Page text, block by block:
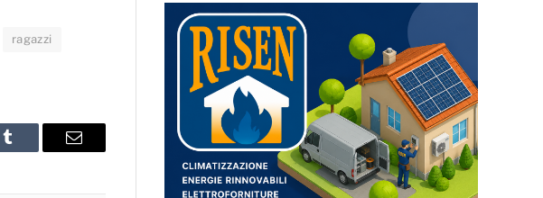
ragazzi
Tumblr Email